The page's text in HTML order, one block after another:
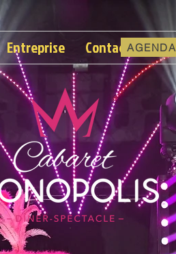
Entreprise ContactAGENDA